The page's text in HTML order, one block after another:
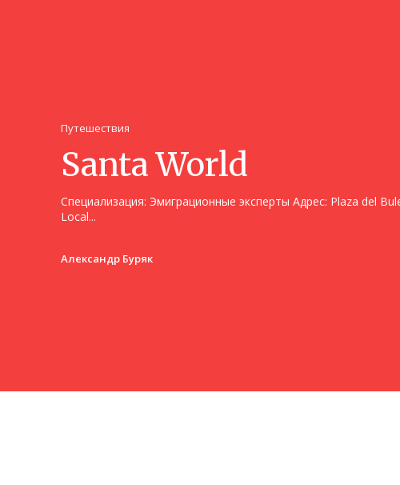
Путешествия
Santa World
Специализация: Эмиграционные эксперты Адрес: Plaza del Bulevar, Edificio C, Planta 1,
Local...
Александр Буряк